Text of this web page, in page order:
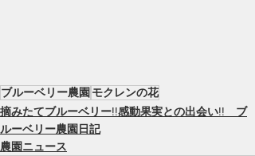
ブルーベリー農園 モクレンの花
摘みたてブルーベリー!!感動果実との出会い!! ブ
ルーベリー農園日記
農園ニュース